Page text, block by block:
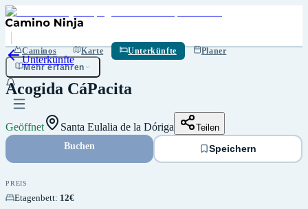
Caminos Karte Unterkünfte
Planer
Mehr erfahren
Unterkünfte
Acogida CáPacita
Geöffnet Santa Eulalia de la Dóriga Teilen
Buchen Speichern
PREIS
Etagenbett: 12€